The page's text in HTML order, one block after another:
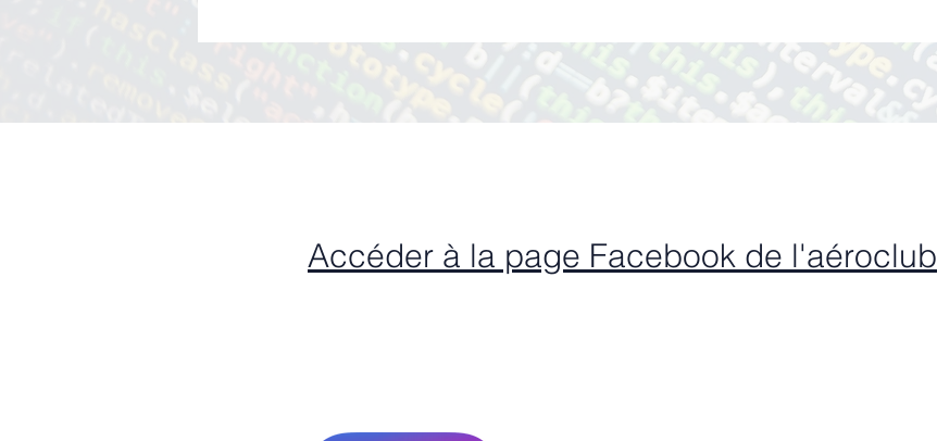
Accéder à la page Facebook de l'aéroclub